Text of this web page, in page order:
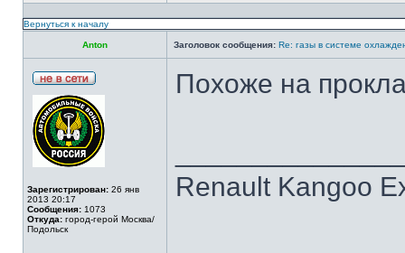
Вернуться к началу
Anton Заголовок сообщения: Re: газы в системе
Зарегистрирован: 26 янв
2013 20:17
Сообщения: 1073
Откуда: город-герой Москва/
Подольск
Похоже на
Renault Kangoo